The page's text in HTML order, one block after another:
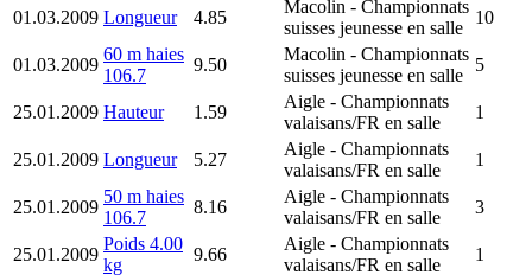
01.03.2009 Longueur 4.85
Macolin - Championnats
suisses jeunesse en salle
10
01.03.2009
60 m haies
106.7
9.50
Macolin - Championnats
suisses jeunesse en salle
5
25.01.2009 Hauteur 1.59
Aigle - Championnats
valaisans/FR en salle
1
25.01.2009 Longueur 5.27
Aigle - Championnats
valaisans/FR en salle
1
25.01.2009
50 m haies
106.7
8.16
Aigle - Championnats
valaisans/FR en salle
3
25.01.2009
Poids 4.00
kg
9.66
Aigle - Championnats
valaisans/FR en salle
1